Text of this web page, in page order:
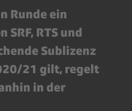
Runde ein
RTS und
Sublizenz
21 gilt, regelt
in der